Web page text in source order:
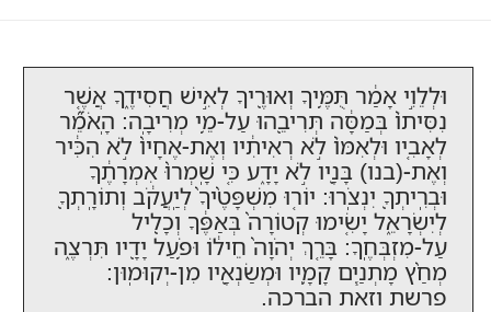
וּלְלֵוִ֣י אָמַ֔ר תֻּמֶּ֥יךָ וְאוּרֶ֖יךָ לְאִ֣ישׁ חֲסִידֶ֑ךָ אֲשֶׁ֤ר
נִסִּיתוֹ֙ בְּמַסָּ֔ה תְּרִיבֵ֖הוּ עַל-מֵ֥י מְרִיבָֽה: הָֽאֹמֵ֞ר
לְאָבִ֤יו וּלְאִמּוֹ֙ לֹ֣א רְאִיתִ֔יו וְאֶת-אֶחָיו֙ לֹ֣א הִכִּ֔יר
וְאֶת-(בנו) בָּנָ֖יו לֹ֣א יָדָ֑ע כִּ֤י שָֽׁמְרוּ֙ אִמְרָתֶ֔ךָ
וּבְרִֽיתְךָ֖ יִנְצֹֽרוּ: יוֹר֤וּ מִשְׁפָּטֶ֨יךָ֙ לְיַֽעֲקֹ֔ב וְתוֹרָֽתְךָ֖
לְיִשְׂרָאֵ֑ל יָשִׂ֤ימוּ קְטוֹרָה֙ בְּאַפֶּ֔ךָ וְכָלִ֖יל
עַל-מִזְבְּחֶֽךָ: בָּרֵ֤ךְ יְהֹוָה֙ חֵיל֔וֹ וּפֹ֥עַל יָדָ֖יו תִּרְצֶ֑ה
מְחַ֨ץ מָתְנַ֧יִם קָמָ֛יו וּמְשַׂנְאָ֖יו מִן-יְקוּמֽוּן:
פרשת וזאת הברכה.